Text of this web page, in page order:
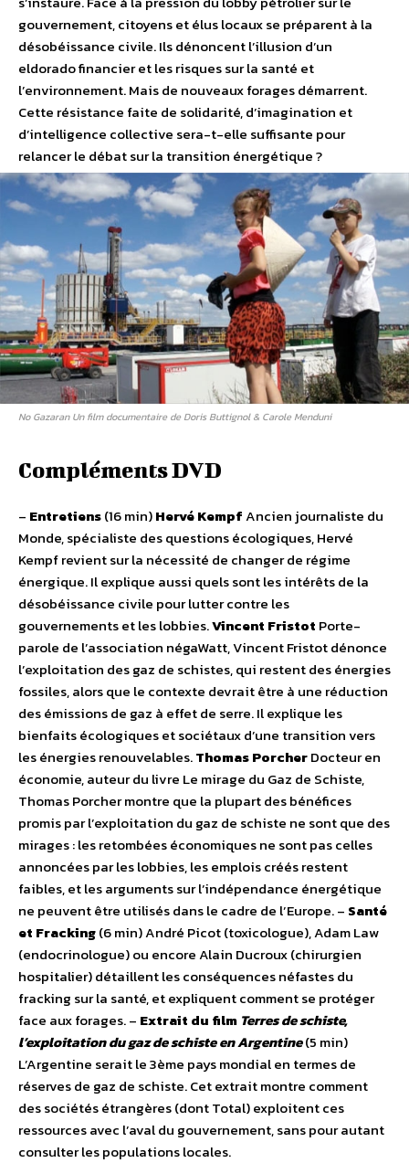
gouvernement, citoyens et élus locaux se préparent à la
désobéissance civile. Ils dénoncent l’illusion d’un
eldorado financier et les risques sur la santé et
l’environnement. Mais de nouveaux forages démarrent.
Cette résistance faite de solidarité, d’imagination et
d’intelligence collective sera-t-elle suffisante pour
relancer le débat sur la transition énergétique ?
No Gazaran Un film documentaire de Doris Buttignol & Carole Menduni
Compléments DVD
– Entretiens(16 min)Hervé KempfAncien journaliste du
Monde, spécialiste des questions écologiques, Hervé
Kempf revient sur la nécessité de changer de régime
énergique. Il explique aussi quels sont les intérêts de la
désobéissance civile pour lutter contre les
gouvernements et les lobbies.Vincent Fristot Porte-
parole de l’association négaWatt, Vincent Fristot dénonce
l’exploitation des gaz de schistes, qui restent des énergies
fossiles, alors que le contexte devrait être à une réduction
des émissions de gaz à effet de serre. Il explique les
bienfaits écologiques et sociétaux d’une transition vers
les énergies renouvelables.Thomas PorcherDocteur en
économie, auteur du livre Le mirage du Gaz de Schiste,
Thomas Porcher montre que la plupart des bénéfices
promis par l’exploitation du gaz de schiste ne sont que des
mirages : les retombées économiques ne sont pas celles
annoncées par les lobbies, les emplois créés restent
faibles, et les arguments sur l’indépendance énergétique
ne peuvent être utilisés dans le cadre de l’Europe. – Santé
et Fracking(6 min) André Picot (toxicologue), Adam Law
(endocrinologue) ou encore Alain Ducroux (chirurgien
hospitalier) détaillent les conséquences néfastes du
fracking sur la santé, et expliquent comment se protéger
face aux forages. – Extrait du film Terres de schiste,
l’exploitation du gaz de schiste en Argentine(5 min)
L’Argentine serait le 3ème pays mondial en termes de
réserves de gaz de schiste. Cet extrait montre comment
des sociétés étrangères (dont Total) exploitent ces
ressources avec l’aval du gouvernement, sans pour autant
consulter les populations locales.